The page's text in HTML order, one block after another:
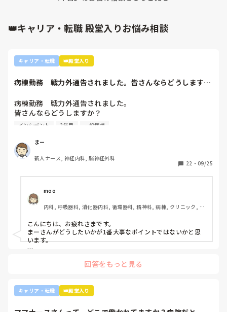
👑キャリア・転職 殿堂入りお悩み相談
キャリア・転職 👑殿堂入り
病棟勤務　戦力外通告されました。皆さんならどうします
病棟勤務　戦力外通告されました。
皆さんならどうしますか？
2年目です。1年目はゆるい部署にいましたが、人間関係が原
からの人間関係は良好です。
ですが、異動してから薬剤に関するインシデントを4件ほど
起こし、優先順位や多重課題ができていないのでは？という
い』『一人を持って看護のつながりを持って』ということで
受け持ち1人になりました。
複数受け持ちに戻るよう、1ヶ月間1年目のように勉強したり
と業務に臨んできました。
そして最近師長さんに『君は病棟勤務よりも外来とか健診セ
ンターとかのほうがいいのでは？ウチの部署もスタッフが足
りないから育てる余裕が足りない。前向きに捉えて看護師は
いろんな働き方あるよ』と部署は決まってませんが、異動確
り、看護のつながりが無かったことは自分でも反省していま
すし、今後成長させていきたいなと思っています。
インシデント 2年目 一般病棟
まー
新人ナース, 神経内科, 脳神経外科
22 ・ 09/25
moo
内科, 呼吸器科, 消化器内科, 循環器科, 精神科, 病棟, クリニック, リ
こんにちは、お疲れさまです。
まーさんがどうしたいかが1番大事なポイントではないかと思
います。
アややることが多くて忙しくても、人間関係は良好でも、どう
外来や検診センターは、また病棟とは全然違う業務になるの
で、病棟での臨床経験を積みたい気持ちがあるのであれば、ご
回答をもっと見る
キャリア・転職 👑殿堂入り